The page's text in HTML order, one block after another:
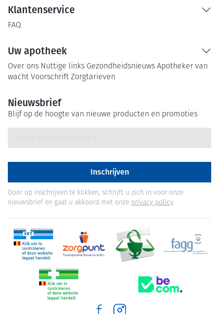
Klantenservice
FAQ
Uw apotheek
Over ons Nuttige links Gezondheidsnieuws Apotheker van
wacht Voorschrift Zorgtarieven
Nieuwsbrief
Blijf op de hoogte van nieuwe producten en promoties
Inschrijven
Door op inschrijven te klikken, schrijft u zich in voor onze
nieuwsbrief en gaat u akkoord met onze privacy policy.